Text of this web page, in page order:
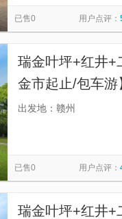
已售0 用户点评：
瑞金叶坪+红井+
金市起止/包车
接送，实现晚起
出发地：赣州
已售0 用户点评：
瑞金叶坪+红井+